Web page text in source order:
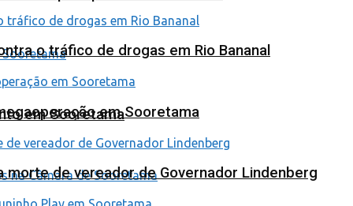
em Sooretama
o tráfico de drogas em Rio Bananal
em Sooretama
de vereador de Governador Lindenberg